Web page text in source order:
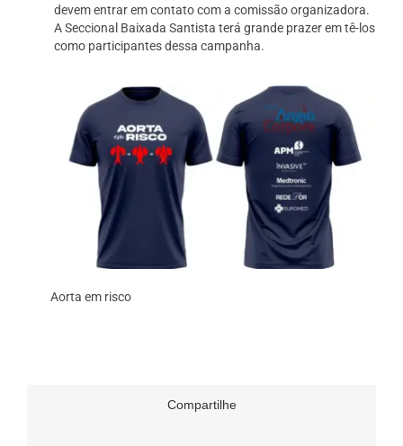
devem entrar em contato com a comissão organizadora.
A Seccional Baixada Santista terá grande prazer em tê-los
como participantes dessa campanha.
Aorta em risco
Compartilhe